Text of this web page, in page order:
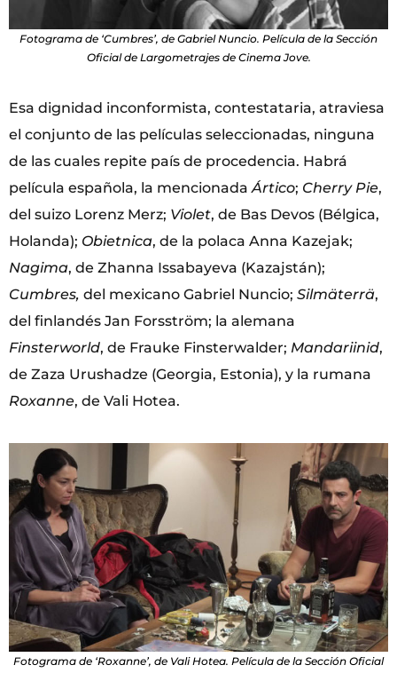
Fotograma de ‘Cumbres’, de Gabriel Nuncio. Película de la Sección
Oficial de Largometrajes de Cinema Jove.
Esa dignidad inconformista, contestataria, atraviesa
el conjunto de las películas seleccionadas, ninguna
de las cuales repite país de procedencia. Habrá
película española, la mencionada Ártico; Cherry Pie,
del suizo Lorenz Merz; Violet, de Bas Devos (Bélgica,
Holanda); Obietnica, de la polaca Anna Kazejak;
Nagima, de Zhanna Issabayeva (Kazajstán);
Cumbres, del mexicano Gabriel Nuncio; Silmäterrä,
del finlandés Jan Forsström; la alemana
Finsterworld, de Frauke Finsterwalder; Mandariinid,
de Zaza Urushadze (Georgia, Estonia), y la rumana
Roxanne, de Vali Hotea.
Fotograma de ‘Roxanne’, de Vali Hotea. Película de la Sección Oficial